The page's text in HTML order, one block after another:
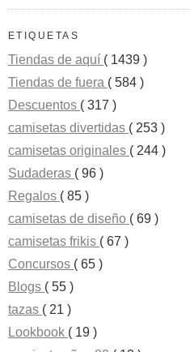
ETIQUETAS
Tiendas de aquí ( 1439 )
Tiendas de fuera ( 584 )
Descuentos ( 317 )
camisetas divertidas ( 253 )
camisetas originales ( 244 )
Sudaderas ( 96 )
Regalos ( 85 )
camisetas de diseño ( 69 )
camisetas frikis ( 67 )
Concursos ( 65 )
Blogs ( 55 )
tazas ( 21 )
Lookbook ( 19 )